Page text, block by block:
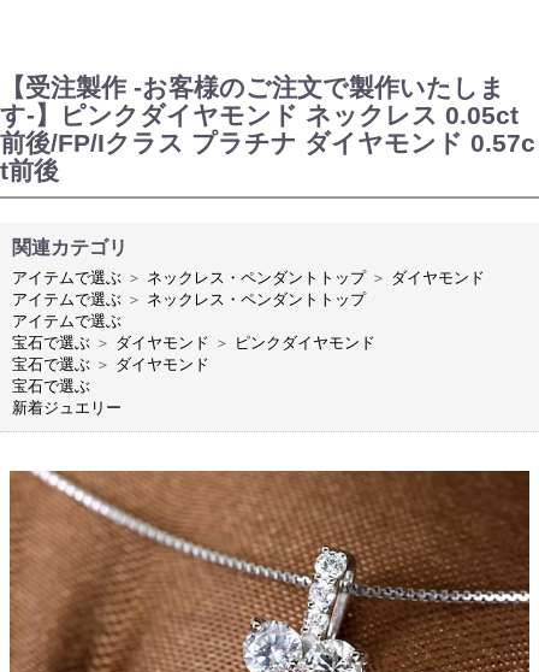
【受注製作 -お客様のご注文で製作いたしま
す-】ピンクダイヤモンド ネックレス 0.05ct
前後/FP/Iクラス プラチナ ダイヤモンド 0.57c
t前後
関連カテゴリ
アイテムで選ぶ ＞ ネックレス・ペンダントトップ ＞ ダイヤモンド
アイテムで選ぶ ＞ ネックレス・ペンダントトップ
アイテムで選ぶ
宝石で選ぶ ＞ ダイヤモンド ＞ ピンクダイヤモンド
宝石で選ぶ ＞ ダイヤモンド
宝石で選ぶ
新着ジュエリー